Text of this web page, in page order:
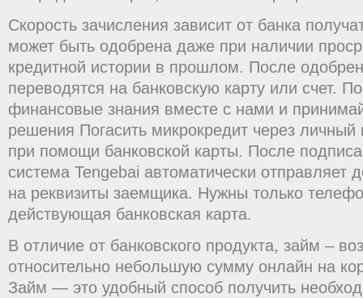
Скорость зачисления зависит от банка
может быть одобрена даже при наличии
кредитной истории в прошлом. После
переводятся на банковскую карту или счет.
финансовые знания вместе с нами и
решения Погасить микрокредит через личный
при помощи банковской карты. После
система Tengebai автоматически отправляет
на реквизиты заемщика. Нужны только
действующая банковская карта.
В отличие от банковского продукта, займ –
относительно небольшую сумму онлайн на
Займ — это удобный способ получить